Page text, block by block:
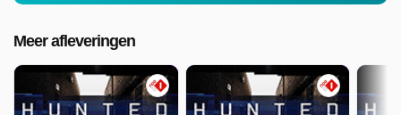
Meer afleveringen